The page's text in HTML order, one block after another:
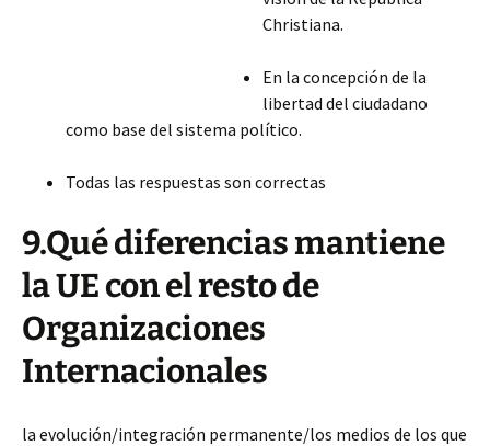
Christiana.
En la concepción de la
libertad del ciudadano
como base del sistema político.
Todas las respuestas son correctas
9.Qué diferencias mantiene
la UE con el resto de
Organizaciones
Internacionales
la evolución/integración permanente/los medios de los que